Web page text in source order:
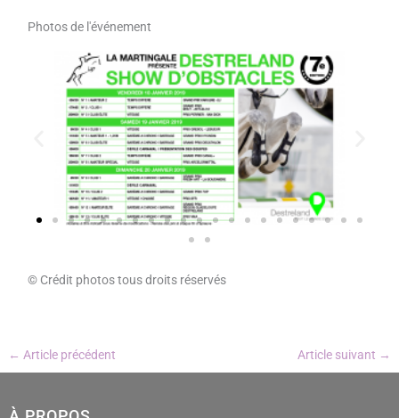
Photos de l'événement
© Crédit photos tous droits réservés
← Article précédent Article suivant →